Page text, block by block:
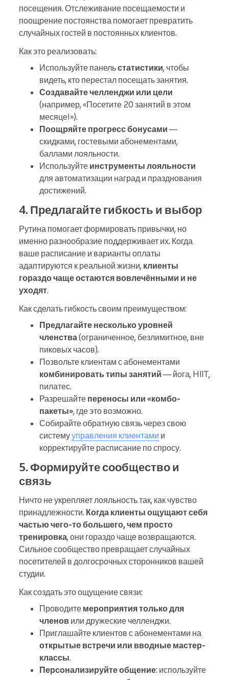
посещения. Отслеживание посещаемости и
поощрение постоянства помогает превратить
случайных гостей в постоянных клиентов.
Как это реализовать:
Используйте панельстатистики, чтобы
видеть, кто перестал посещать занятия.
Создавайте челленджи или цели
(например, «Посетите 20 занятий в этом
месяце!»).
Поощряйте прогресс бонусами —
скидками, гостевыми абонементами,
баллами лояльности.
Используйте инструменты лояльности
для автоматизации наград и празднования
достижений.
4. Предлагайте гибкость и выбор
Рутина помогает формировать привычки, но
именно разнообразие поддерживает их. Когда
ваше расписание и варианты оплаты
адаптируются к реальной жизни, клиенты
гораздо чаще остаются вовлечёнными и не
уходят.
Как сделать гибкость своим преимуществом:
Предлагайте несколько уровней
членства(ограниченное, безлимитное, вне
пиковых часов).
Позвольте клиентам с абонементами
комбинировать типы занятий — йога, HIIT,
пилатес.
Разрешайте переносы или «комбо-
пакеты», где это возможно.
Собирайте обратную связь через свою
системууправления клиентами и
корректируйте расписание по спросу.
5. Формируйте сообщество и
связь
Ничто не укрепляет лояльность так, как чувство
принадлежности. Когда клиенты ощущают себя
частью чего-то большего, чем просто
тренировка, они гораздо чаще возвращаются.
Сильное сообщество превращает случайных
посетителей в долгосрочных сторонников вашей
студии.
Как создать это ощущение связи:
Проводите мероприятия только для
членов или дружеские челленджи.
Приглашайте клиентов с абонементами на
открытые встречи или вводные мастер-
классы.
Персонализируйте общение: используйте